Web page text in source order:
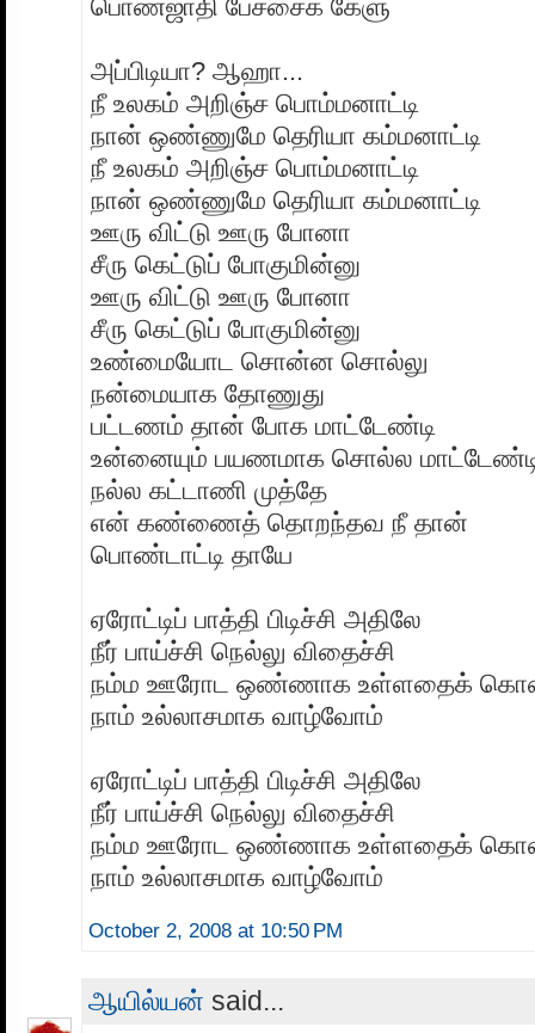
பொண்ஜாதி பேச்சைக் கேளு
அப்பிடியா? ஆஹா...
நீ உலகம் அறிஞ்ச பொம்மனாட்டி
நான் ஒண்ணுமே தெரியா கம்மனாட்டி
நீ உலகம் அறிஞ்ச பொம்மனாட்டி
நான் ஒண்ணுமே தெரியா கம்மனாட்டி
ஊரு விட்டு ஊரு போனா
சீரு கெட்டுப் போகுமின்னு
ஊரு விட்டு ஊரு போனா
சீரு கெட்டுப் போகுமின்னு
உண்மையோட சொன்ன சொல்லு
நன்மையாக தோணுது
பட்டணம் தான் போக மாட்டேண்டி
உன்னையும் பயணமாக சொல்ல
நல்ல கட்டாணி முத்தே
என் கண்ணைத் தொறந்தவ நீ தான்
பொண்டாட்டி தாயே
ஏரோட்டிப் பாத்தி பிடிச்சி அதிலே
நீர் பாய்ச்சி நெல்லு விதைச்சி
நம்ம ஊரோட ஒண்ணாக உள்ளதைக்
நாம் உல்லாசமாக வாழ்வோம்
ஏரோட்டிப் பாத்தி பிடிச்சி அதிலே
நீர் பாய்ச்சி நெல்லு விதைச்சி
நம்ம ஊரோட ஒண்ணாக உள்ளதைக்
நாம் உல்லாசமாக வாழ்வோம்
October 2, 2008 at 10:50 PM
ஆயில்யன் said...